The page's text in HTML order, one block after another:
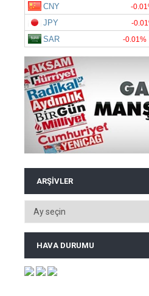
ARŞIVLER
HAVA DURUMU